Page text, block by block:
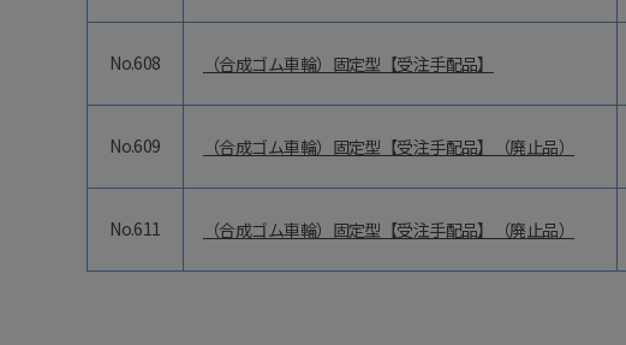
No.608 （合成ゴム車輪）固定型【受注手配品】
No.609 （合成ゴム車輪）固定型【受注手配品】（廃止品）
No.611 （合成ゴム車輪）固定型【受注手配品】（廃止品）